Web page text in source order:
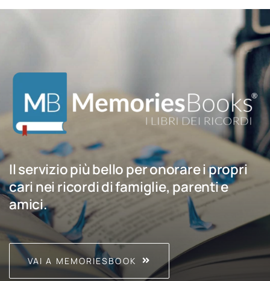
Il servizio più bello per onorare i propri
cari nei ricordi di famiglie, parenti e
amici.
VAI A MEMORIESBOOK